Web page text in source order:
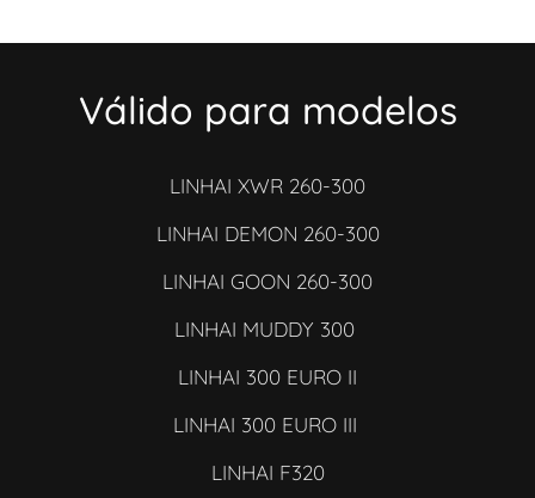
Válido para modelos
LINHAI XWR 260-300
LINHAI DEMON 260-300
LINHAI GOON 260-300
LINHAI MUDDY 300
LINHAI 300 EURO II
LINHAI 300 EURO III
LINHAI F320